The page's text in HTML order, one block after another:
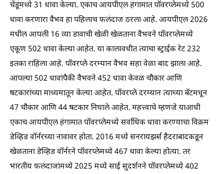
चेंडूंमध्ये 31 धावा केल्या. एकाच आयपीएल हंगामात पॉवरप्लेमध्ये 500
धावा करणारा वैभव हा पहिलाच फलंदाज ठरला आहे. आयपीएल 2026
मधील आपली 16 व्या डावाची खेळी खेळताना वैभवने पॉवरप्लेमध्ये
एकूण 502 धावा केल्या आहेत. या कालावधीत त्याचा स्ट्राईक रेट 232
इतका राहिला आहे. पॉवरप्ले दरम्यान वैभव सहा वेळा बाद झाला आहे.
आपल्या 502 धावांपैकी वैभवने 452 धावा केवळ चौकार आणि
षटकारांच्या माध्यमातून केल्या आहेत. पॉवरप्ले दरम्यान त्याच्या बॅटमधून
47 चौकार आणि 44 षटकार निघाले आहेत. महत्त्वाचे म्हणजे याआधी
एकाच आयपीएल हंगामात पॉवरप्लेमध्ये सर्वाधिक धावा करण्याचा विक्रम
डेव्हिड वॉर्नरच्या नावावर होता. 2016 मध्ये सनरायझर्स हैदराबादकडून
खेळताना डेव्हिड वॉर्नरने पॉवरप्लेमध्ये 467 धावा केल्या होत्या. तर
भारतीय फलंदाजांमध्ये 2025 मध्ये साई सुदर्शनने पॉवरप्लेमध्ये 402